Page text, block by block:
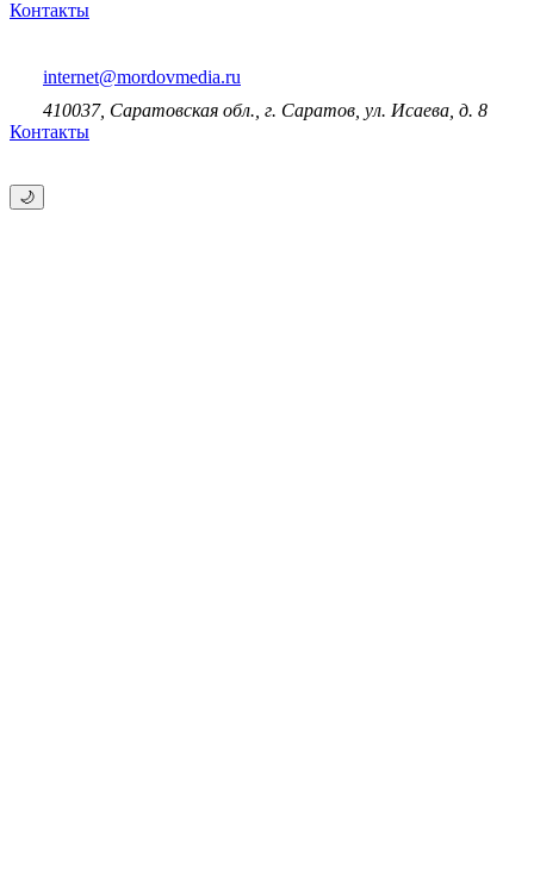
Контакты
internet@mordovmedia.ru
410037, Саратовская обл., г. Саратов, ул. Исаева, д. 8
Контакты
🌙